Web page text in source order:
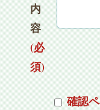
内
容
(必
須)
確認